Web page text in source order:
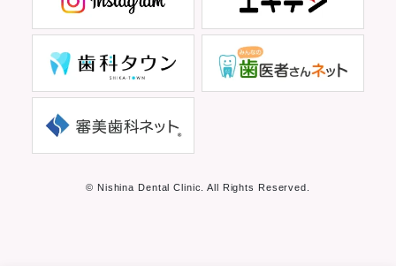
© Nishina Dental Clinic. All Rights Reserved.